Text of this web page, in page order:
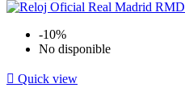
-10%
No disponible
 Quick view